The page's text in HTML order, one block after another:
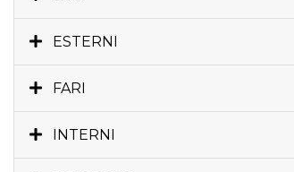
ESTERNI
FARI
INTERNI